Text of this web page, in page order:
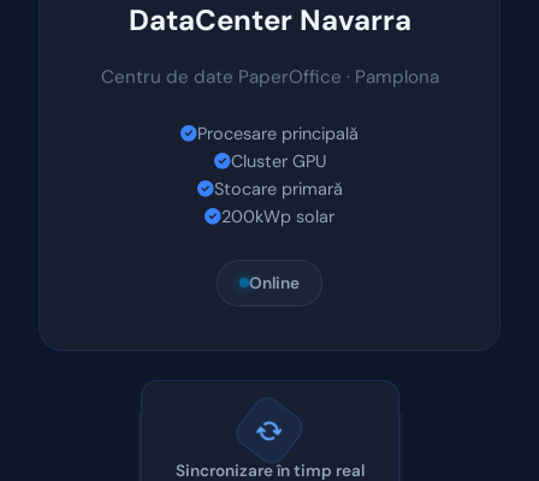
DataCenter Navarra
Centru de date PaperOffice · Pamplona
Procesare principală
Cluster GPU
Stocare primară
200kWp solar
Online
Sincronizare în timp real